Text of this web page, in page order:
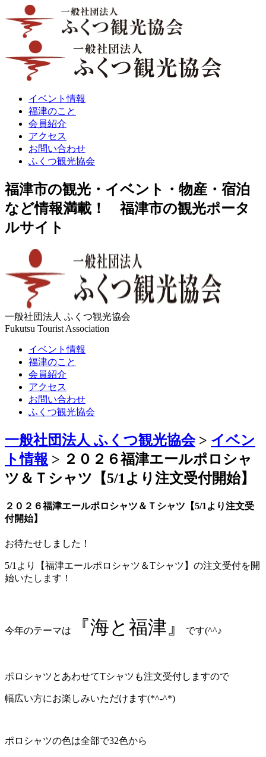
イベント情報
福津のこと
会員紹介
アクセス
お問い合わせ
ふくつ観光協会
福津市の観光・イベント・物産・宿泊
など情報満載！ 福津市の観光ポータ
ルサイト
一般社団法人 ふくつ観光協会
Fukutsu Tourist Association
イベント情報
福津のこと
会員紹介
アクセス
お問い合わせ
ふくつ観光協会
一般社団法人 ふくつ観光協会> イベン
ト情報 > ２０２６福津エールポロシャ
ツ＆Ｔシャツ【5/1より注文受付開始】
２０２６福津エールポロシャツ＆Ｔシャツ【5/1より注文受
付開始】
お待たせしました！
5/1より【福津エールポロシャツ＆Tシャツ】の注文受付を開
始いたします！
今年のテーマは 『海と福津』 です(^^♪
ポロシャツとあわせてTシャツも注文受付しますので
幅広い方にお楽しみいただけます(*^-^*)
ポロシャツの色は全部で32色から